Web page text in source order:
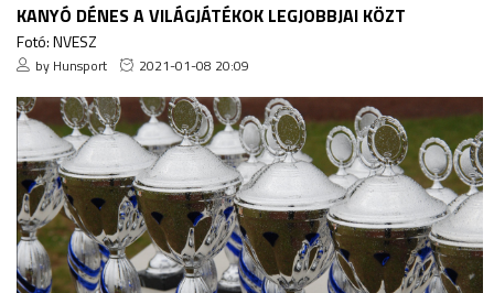
KANYÓ DÉNES A VILÁGJÁTÉKOK LEGJOBBJAI KÖZT
Fotó: NVESZ
by Hunsport 2021-01-08 20:09